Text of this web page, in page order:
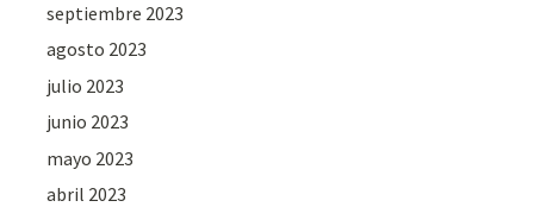
septiembre 2023
agosto 2023
julio 2023
junio 2023
mayo 2023
abril 2023